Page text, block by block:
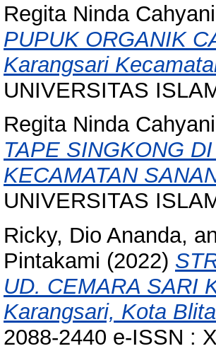
Regita Ninda
PUPUK ORGANIK
Karangsari
UNIVERSITAS
Regita Ninda
TAPE SINGKONG
KECAMATAN
UNIVERSITAS
Ricky, Dio Ananda,
Pintakami (2022)
UD. CEMARA SARI
Karangsari, Kota
2088-2440 e-ISSN :